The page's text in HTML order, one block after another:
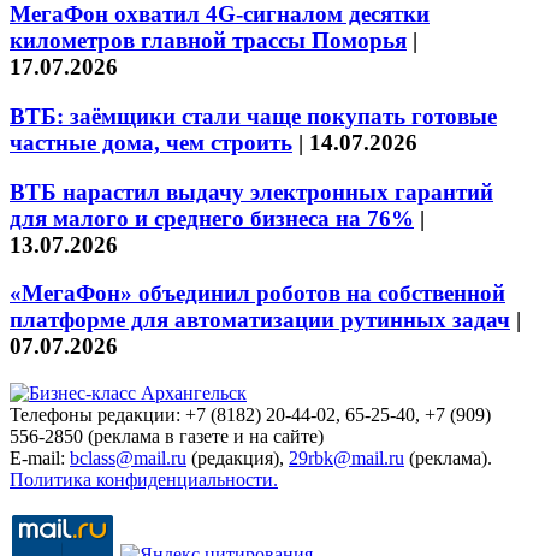
МегаФон охватил 4G-сигналом десятки
километров главной трассы Поморья |
17.07.2026
ВТБ: заёмщики стали чаще покупать готовые
частные дома, чем строить | 14.07.2026
ВТБ нарастил выдачу электронных гарантий
для малого и среднего бизнеса на 76% |
13.07.2026
«МегаФон» объединил роботов на собственной
платформе для автоматизации рутинных задач |
07.07.2026
Телефоны редакции: +7 (8182) 20-44-02, 65-25-40, +7 (909)
556-2850 (реклама в газете и на сайте)
E-mail: bclass@mail.ru (редакция), 29rbk@mail.ru (реклама).
Политика конфиденциальности.